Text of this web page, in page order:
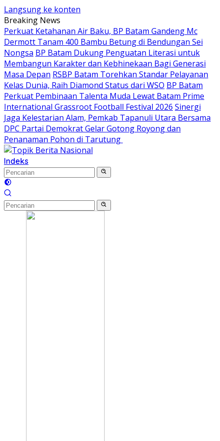
Langsung ke konten
Breaking News
Perkuat Ketahanan Air Baku, BP Batam Gandeng Mc
Dermott Tanam 400 Bambu Betung di Bendungan Sei
Nongsa BP Batam Dukung Penguatan Literasi untuk
Membangun Karakter dan Kebhinekaan Bagi Generasi
Masa Depan RSBP Batam Torehkan Standar Pelayanan
Kelas Dunia, Raih Diamond Status dari WSO BP Batam
Perkuat Pembinaan Talenta Muda Lewat Batam Prime
International Grassroot Football Festival 2026 Sinergi
Jaga Kelestarian Alam, Pemkab Tapanuli Utara Bersama
DPC Partai Demokrat Gelar Gotong Royong dan
Penanaman Pohon di Tarutung ‎
Indeks